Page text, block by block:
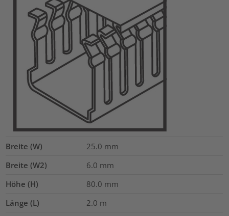
Breite (W) 25.0 mm
Breite (W2)
6.0 mm
Höhe (H)
80.0 mm
Länge (L)
2.0 m